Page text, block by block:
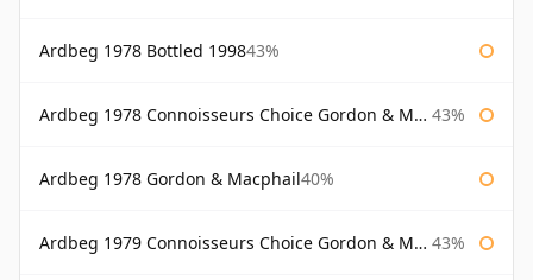
Ardbeg 1978 Bottled 199843%
Ardbeg 1978 Connoisseurs Choice Gordon & Macphail 43%
Ardbeg 1978 Gordon & Macphail40%
Ardbeg 1979 Connoisseurs Choice Gordon & Macphail 43%